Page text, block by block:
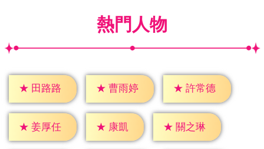
熱門人物
★ 田路路 ★ 曹雨婷 ★ 許常德
★ 姜厚任 ★ 康凱 ★ 關之琳